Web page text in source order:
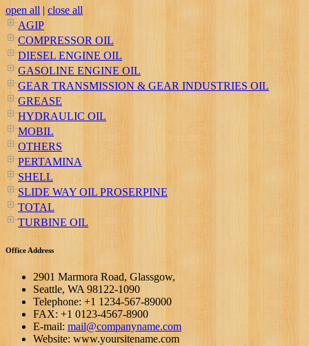
open all | close all
AGIP
COMPRESSOR OIL
DIESEL ENGINE OIL
GASOLINE ENGINE OIL
GEAR TRANSMISSION & GEAR INDUSTRIES OIL
GREASE
HYDRAULIC OIL
MOBIL
OTHERS
PERTAMINA
SHELL
SLIDE WAY OIL PROSERPINE
TOTAL
TURBINE OIL
Office Address
2901 Marmora Road, Glassgow,
Seattle, WA 98122-1090
Telephone: +1 1234-567-89000
FAX: +1 0123-4567-8900
E-mail: mail@companyname.com
Website: www.yoursitename.com